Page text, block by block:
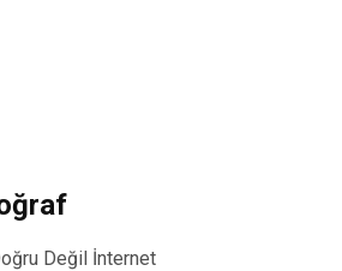
Değil İnternet